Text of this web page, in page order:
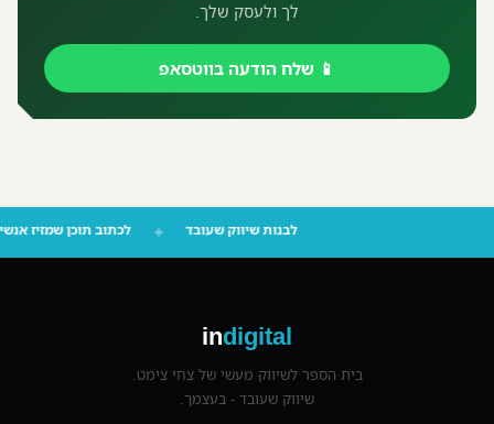
לך ולעסק שלך.
📱 שלח הודעה בווטסאפ
לבנות שיווק שעובד ✦ לכתוב תוכן שמזיז
indigital
בית הספר לשיווק מעשי של צחי צימט.
שיווק שעובד - בעצמך.